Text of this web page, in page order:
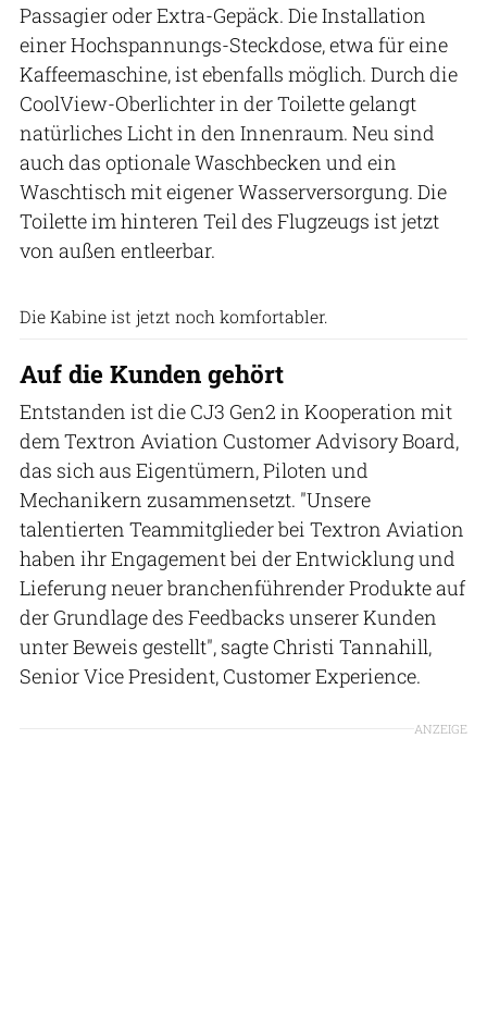
Passagier oder Extra-Gepäck. Die Installation
einer Hochspannungs-Steckdose, etwa für eine
Kaffeemaschine, ist ebenfalls möglich. Durch die
CoolView-Oberlichter in der Toilette gelangt
natürliches Licht in den Innenraum. Neu sind
auch das optionale Waschbecken und ein
Waschtisch mit eigener Wasserversorgung. Die
Toilette im hinteren Teil des Flugzeugs ist jetzt
von außen entleerbar.
Die Kabine ist jetzt noch komfortabler.
Auf die Kunden gehört
Entstanden ist die CJ3 Gen2 in Kooperation mit
dem Textron Aviation Customer Advisory Board,
das sich aus Eigentümern, Piloten und
Mechanikern zusammensetzt. "Unsere
talentierten Teammitglieder bei Textron Aviation
haben ihr Engagement bei der Entwicklung und
Lieferung neuer branchenführender Produkte auf
der Grundlage des Feedbacks unserer Kunden
unter Beweis gestellt", sagte Christi Tannahill,
Senior Vice President, Customer Experience.
ANZEIGE